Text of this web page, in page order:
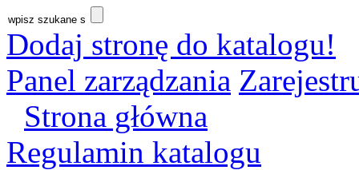
Dodaj stronę do katalogu!
Panel zarządzania
Strona główna
Regulamin katalogu